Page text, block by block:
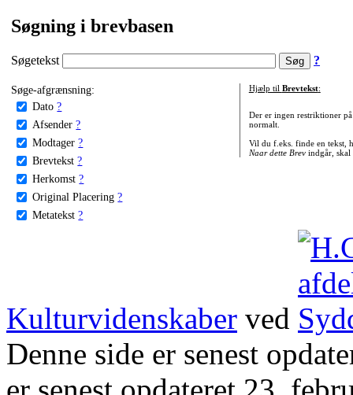
Søgning i brevbasen
Søgetekst ?
Søge-afgrænsning:
Dato ?
Afsender ?
Modtager ?
Brevtekst ?
Herkomst ?
Original Placering ?
Metatekst ?
Hjælp til Brevtekst:
Der er ingen restriktioner
normalt.
Vil du f.eks. finde en tekst,
Naar dette Brevindgår, skal
Kulturvidenskaber ved
Denne side er senest